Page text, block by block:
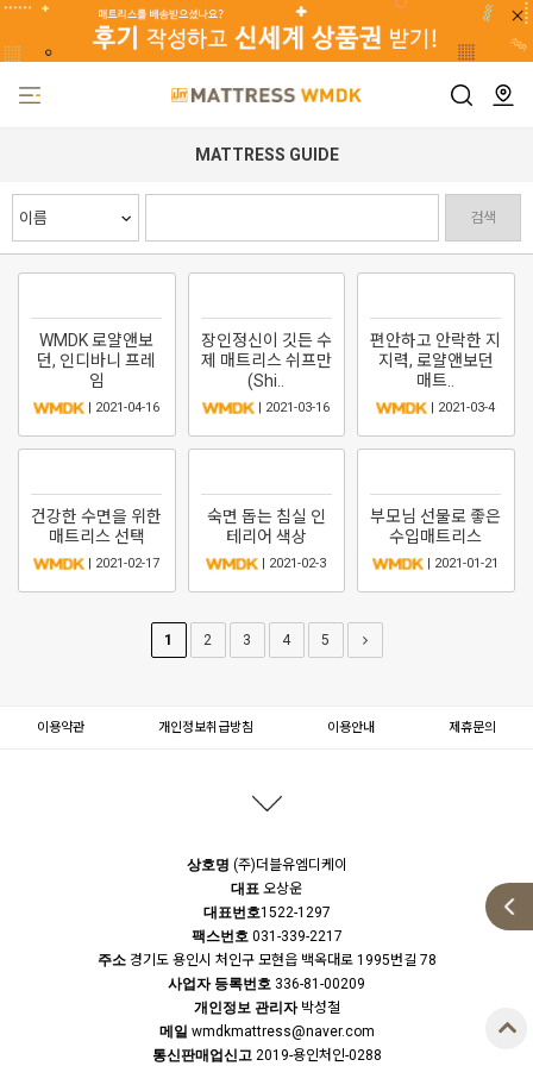
MATTRESS GUIDE
검색
WMDK 로얄앤보
던, 인디바니 프레
임
| 2021-04-16
장인정신이 깃든 수
제 매트리스 쉬프만
(Shi..
| 2021-03-16
편안하고 안락한 지
지력, 로얄앤보던
매트..
| 2021-03-4
건강한 수면을 위한
매트리스 선택
| 2021-02-17
숙면 돕는 침실 인
테리어 색상
| 2021-02-3
부모님 선물로 좋은
수입매트리스
| 2021-01-21
1 2 3 4 5
이용약관 개인정보취급방침 이용안내 제휴문의
상호명 (주)더블유엠디케이
대표 오상운
대표번호1522-1297
팩스번호031-339-2217
주소경기도 용인시 처인구 모현읍 백옥대로 1995번길 78
사업자 등록번호 336-81-00209
개인정보 관리자박성철
메일 wmdkmattress@naver.com
통신판매업신고2019-용인처인-0288